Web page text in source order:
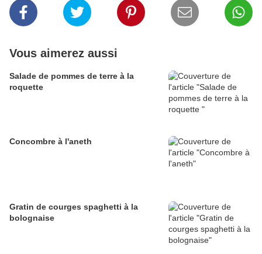
Vous aimerez aussi
Salade de pommes de terre à la
roquette
Concombre à l'aneth
Gratin de courges spaghetti à la
bolognaise